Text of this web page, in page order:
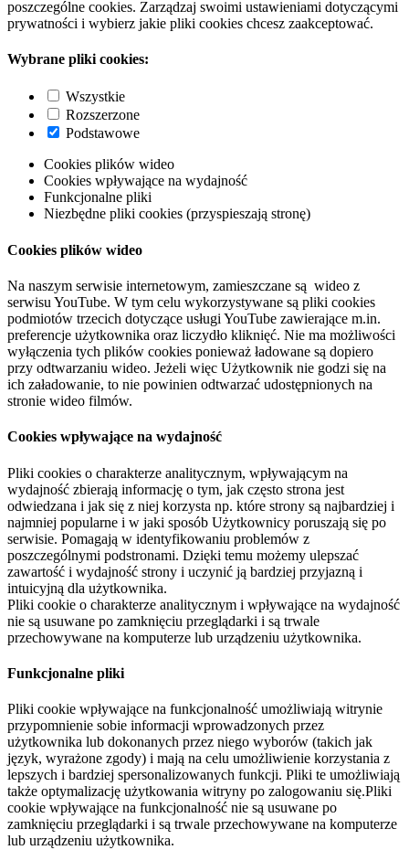
poszczególne cookies. Zarządzaj swoimi ustawieniami dotyczącymi
prywatności i wybierz jakie pliki cookies chcesz zaakceptować.
Wybrane pliki cookies:
Wszystkie
Rozszerzone
Podstawowe
Cookies plików wideo
Cookies wpływające na wydajność
Funkcjonalne pliki
Niezbędne pliki cookies (przyspieszają stronę)
Cookies plików wideo
Na naszym serwisie internetowym, zamieszczane są wideo z
serwisu YouTube. W tym celu wykorzystywane są pliki cookies
podmiotów trzecich dotyczące usługi YouTube zawierające m.in.
preferencje użytkownika oraz liczydło kliknięć. Nie ma możliwości
wyłączenia tych plików cookies ponieważ ładowane są dopiero
przy odtwarzaniu wideo. Jeżeli więc Użytkownik nie godzi się na
ich załadowanie, to nie powinien odtwarzać udostępnionych na
stronie wideo filmów.
Cookies wpływające na wydajność
Pliki cookies o charakterze analitycznym, wpływającym na
wydajność zbierają informację o tym, jak często strona jest
odwiedzana i jak się z niej korzysta np. które strony są najbardziej i
najmniej popularne i w jaki sposób Użytkownicy poruszają się po
serwisie. Pomagają w identyfikowaniu problemów z
poszczególnymi podstronami. Dzięki temu możemy ulepszać
zawartość i wydajność strony i uczynić ją bardziej przyjazną i
intuicyjną dla użytkownika.
Pliki cookie o charakterze analitycznym i wpływające na wydajność
nie są usuwane po zamknięciu przeglądarki i są trwale
przechowywane na komputerze lub urządzeniu użytkownika.
Funkcjonalne pliki
Pliki cookie wpływające na funkcjonalność umożliwiają witrynie
przypomnienie sobie informacji wprowadzonych przez
użytkownika lub dokonanych przez niego wyborów (takich jak
język, wyrażone zgody) i mają na celu umożliwienie korzystania z
lepszych i bardziej spersonalizowanych funkcji. Pliki te umożliwiają
także optymalizację użytkowania witryny po zalogowaniu się.Pliki
cookie wpływające na funkcjonalność nie są usuwane po
zamknięciu przeglądarki i są trwale przechowywane na komputerze
lub urządzeniu użytkownika.